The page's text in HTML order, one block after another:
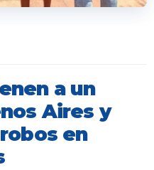
a un
Aires y
en